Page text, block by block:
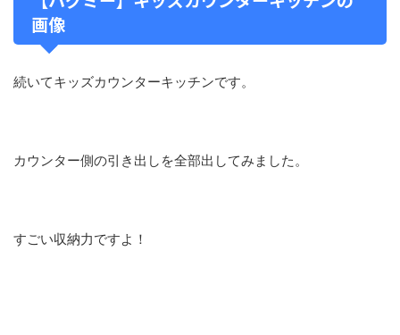
画像
続いてキッズカウンターキッチンです。
カウンター側の引き出しを全部出してみました。
すごい収納力ですよ！